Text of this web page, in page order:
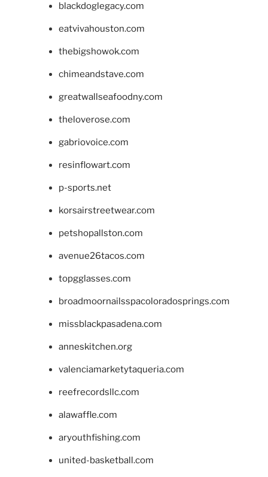
blackdoglegacy.com
eatvivahouston.com
thebigshowok.com
chimeandstave.com
greatwallseafoodny.com
theloverose.com
gabriovoice.com
resinflowart.com
p-sports.net
korsairstreetwear.com
petshopallston.com
avenue26tacos.com
topgglasses.com
broadmoornailsspacoloradosprings.com
missblackpasadena.com
anneskitchen.org
valenciamarketytaqueria.com
reefrecordsllc.com
alawaffle.com
aryouthfishing.com
united-basketball.com